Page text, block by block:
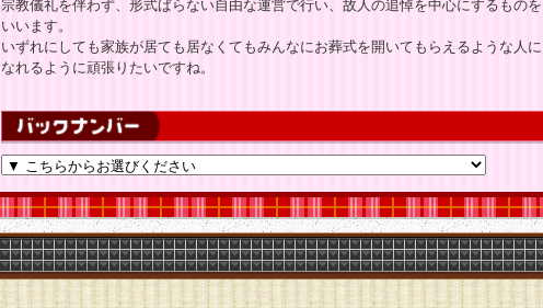
宗教儀礼を伴わず、形式ばらない自由な運営で行い、故人の追悼を中心にするものを
いいます。
いずれにしても家族が居ても居なくてもみんなにお葬式を開いてもらえるような人に
なれるように頑張りたいですね。